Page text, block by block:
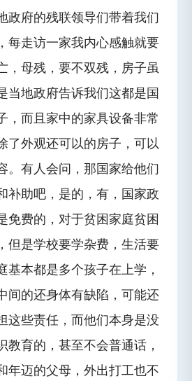
政府的残联领导们带着我们
每走访一家我内心感触就要
，母残，要不双残，房子虽
当地政府告诉我们这都是国
，而且家中的家具设备非常
了外观还可以的房子，可以
。有人会问，那国家给他们
补助吧，是的，有，国家政
免费的，对于贫困家庭贫困
但是学校要学杂费，生活要
基本都是多个孩子在上学，
间的还身体有缺陷，可能还
这些责任，而他们本身是没
教育的，甚至不会普通话，
年迈的父母，外出打工也不